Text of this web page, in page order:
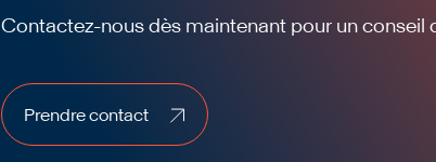
Contactez-nous dès maintenant pour un conseil
Prendre contact
Prendre contact